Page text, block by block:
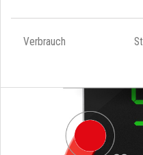
Verbrauch